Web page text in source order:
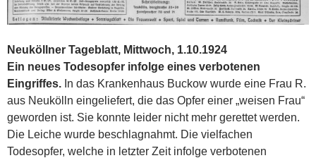
Neuköllner Tageblatt, Mittwoch, 1.10.1924
Ein neues Todesopfer infolge eines verbotenen
Eingriffes. In das Krankenhaus Buckow wurde eine Frau R.
aus Neukölln eingeliefert, die das Opfer einer „weisen Frau“
geworden ist. Sie konnte leider nicht mehr gerettet werden.
Die Leiche wurde beschlagnahmt. Die vielfachen
Todesopfer, welche in letzter Zeit infolge verbotenen